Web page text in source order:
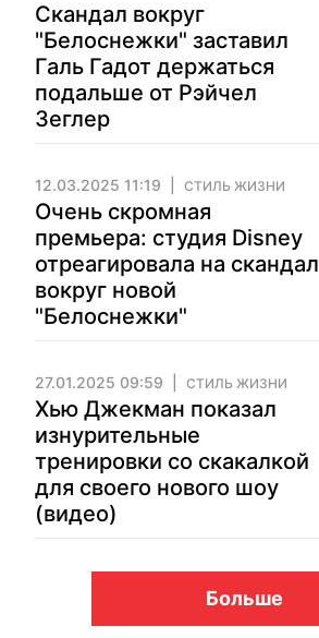
Скандал вокруг
"Белоснежки" заставил
Галь Гадот держаться
подальше от Рэйчел
Зеглер
12.03.2025 11:19 СТИЛЬ ЖИЗНИ
Очень скромная
премьера: студия Disney
отреагировала на скандал
вокруг новой
"Белоснежки"
27.01.2025 09:59 СТИЛЬ ЖИЗНИ
Хью Джекман показал
изнурительные
тренировки со скакалкой
для своего нового шоу
(видео)
Больше